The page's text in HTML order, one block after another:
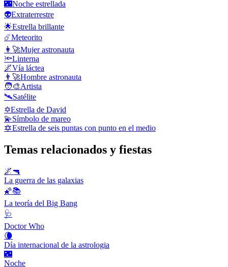
🌃Noche estrellada
👽Extraterrestre
🌟Estrella brillante
☄️Meteorito
👩‍🚀Mujer astronauta
🔦Linterna
🌌Vía láctea
👨‍🚀Hombre astronauta
🧑‍🎨Artista
🛰️Satélite
✡️Estrella de David
💫Símbolo de mareo
🔯Estrella de seis puntas con punto en el medio
Temas relacionados y fiestas
🌌🔫
La guerra de las galaxias
🌠📚
La teoría del Big Bang
🩺
Doctor Who
🌘
Día internacional de la astrologia
🌃
Noche